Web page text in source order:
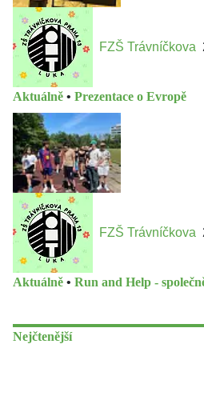
FZŠ Trávníčkova
Aktuálně • Prezentace o Evropě
FZŠ Trávníčkova
Aktuálně • Run and Help -
Nejčtenější